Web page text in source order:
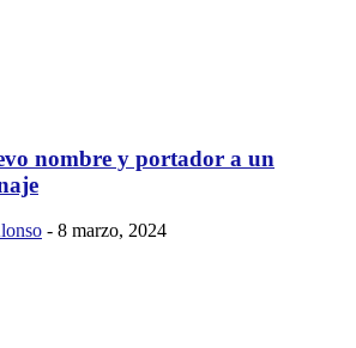
nombre y portador a un
- 8 marzo, 2024